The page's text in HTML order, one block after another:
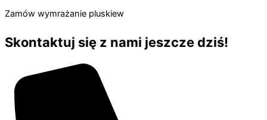
Zamów wymrażanie pluskiew
Skontaktuj się z nami jeszcze dziś!